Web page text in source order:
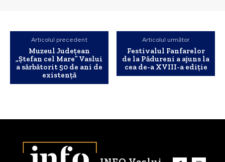
Articolul precedent
Muzeul Județean
„Ștefan cel Mare” Vaslui
a sărbătorit 50 de ani de
existență
Articolul următor
Festivalul Fanfarelor
de la Pădureni a ajuns la
cea de-a XVIII-a ediție